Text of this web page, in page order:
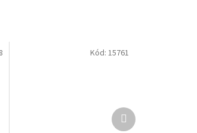
Kód: 15761
Další
produkt